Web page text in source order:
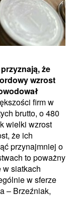
że
wzrost
firm w
brutto, o 480
wielki wzrost
że ich
przynajmniej o
to poważny
w siatkach
w sferze
– Brzeźniak,